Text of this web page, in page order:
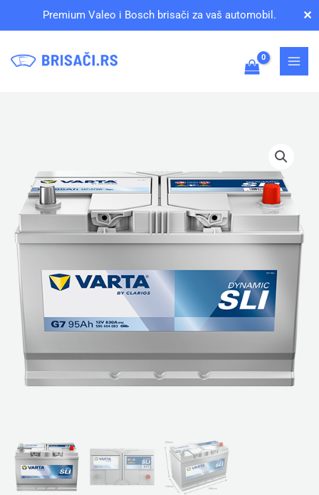
Premium Valeo i Bosch brisači za vaš automobil. ✕
Dynamic
Asia
G7
Akumulator
95Ah
Desno+
količina